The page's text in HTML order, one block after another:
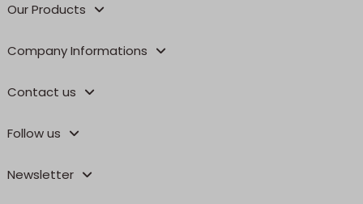
Our Products
Company Informations
Contact us
Follow us
Newsletter